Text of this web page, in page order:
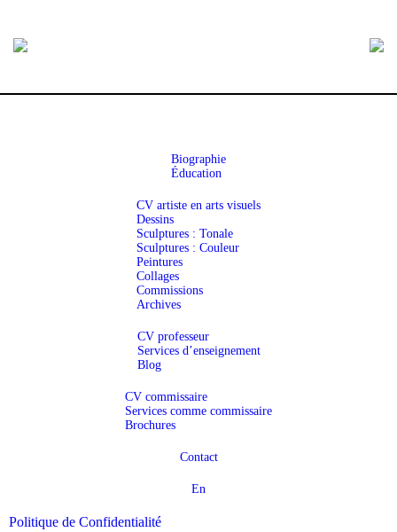
Biographie
Éducation
CV artiste en arts visuels
Dessins
Sculptures : Tonale
Sculptures : Couleur
Peintures
Collages
Commissions
Archives
CV professeur
Services d’enseignement
Blog
CV commissaire
Services comme commissaire
Brochures
Contact
En
Politique de Confidentialité